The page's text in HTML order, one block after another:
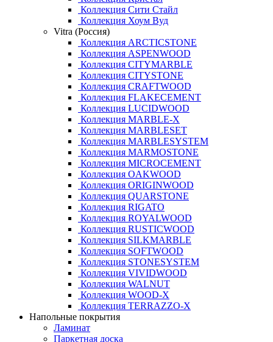
Коллекция Сити Стайл
Коллекция Хоум Вуд
Vitra (Россия)
Коллекция ARCTICSTONE
Коллекция ASPENWOOD
Коллекция CITYMARBLE
Коллекция CITYSTONE
Коллекция CRAFTWOOD
Коллекция FLAKECEMENT
Коллекция LUCIDWOOD
Коллекция MARBLE-X
Коллекция MARBLESET
Коллекция MARBLESYSTEM
Коллекция MARMOSTONE
Коллекция MICROCEMENT
Коллекция OAKWOOD
Коллекция ORIGINWOOD
Коллекция QUARSTONE
Коллекция RIGATO
Коллекция ROYALWOOD
Коллекция RUSTICWOOD
Коллекция SILKMARBLE
Коллекция SOFTWOOD
Коллекция STONESYSTEM
Коллекция VIVIDWOOD
Коллекция WALNUT
Коллекция WOOD-X
Коллекция ТЕRRАZZO-X
Напольные покрытия
Ламинат
Паркетная доска